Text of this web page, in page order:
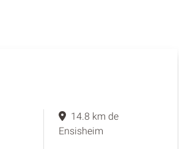
14.8 km de
Ensisheim